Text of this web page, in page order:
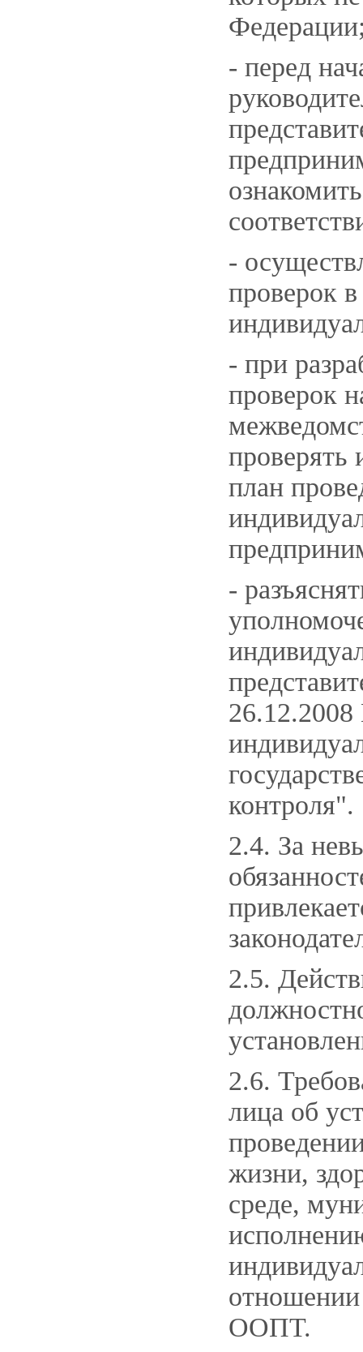
- перед
-
проверок
- при
проверок
план
-
контроля".
2.4. За
2.5.
2.6.
лица об
жизни,
среде,
ООПТ.